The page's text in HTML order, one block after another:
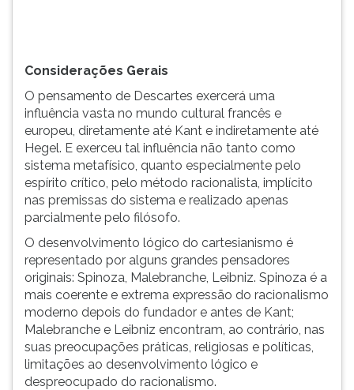
indiretamente
Hegel.
exerceu
influência
tanto
como
sistema
metafísico,
quanto
especialmente
pelo
espírito
crítico,
pelo
método
pausar
leitura
pressione
(primeira
tecla
esquerda
para
continuar
pressione
(primeira
tecla
Considerações Gerais
O pensamento de Descartes exercerá uma
influência vasta no mundo cultural francês e
europeu, diretamente até Kant e indiretamente até
Hegel. E exerceu tal influência não tanto como
sistema metafísico, quanto especialmente pelo
espírito crítico, pelo método racionalista, implícito
nas premissas do sistema e realizado apenas
parcialmente pelo filósofo.
O desenvolvimento lógico do cartesianismo é
representado por alguns grandes pensadores
originais: Spinoza, Malebranche, Leibniz. Spinoza é a
mais coerente e extrema expressão do racionalismo
moderno depois do fundador e antes de Kant;
Malebranche e Leibniz encontram, ao contrário, nas
suas preocupações práticas, religiosas e políticas,
limitações ao desenvolvimento lógico e
despreocupado do racionalismo.